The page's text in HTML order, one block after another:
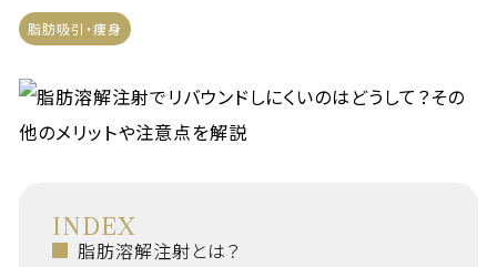
脂肪吸引・痩身
INDEX
脂肪溶解注射とは？